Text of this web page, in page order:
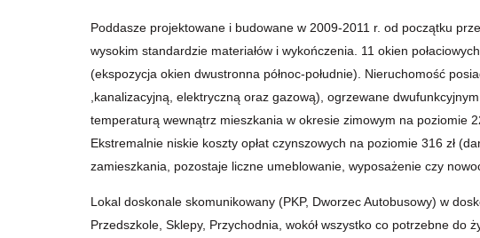
Poddasze projektowane i budowane w 2009-2011 r. od początku
wysokim standardzie materiałów i wykończenia. 11 okien
(ekspozycja okien dwustronna północ-południe). Nieruchomość
,kanalizacyjną, elektryczną oraz gazową), ogrzewane
temperaturą wewnątrz mieszkania w okresie zimowym na poziomie
Ekstremalnie niskie koszty opłat czynszowych na poziomie 316 zł
zamieszkania, pozostaje liczne umeblowanie, wyposażenie czy
Lokal doskonale skomunikowany (PKP, Dworzec Autobusowy) w
Przedszkole, Sklepy, Przychodnia, wokół wszystko co potrzebne do